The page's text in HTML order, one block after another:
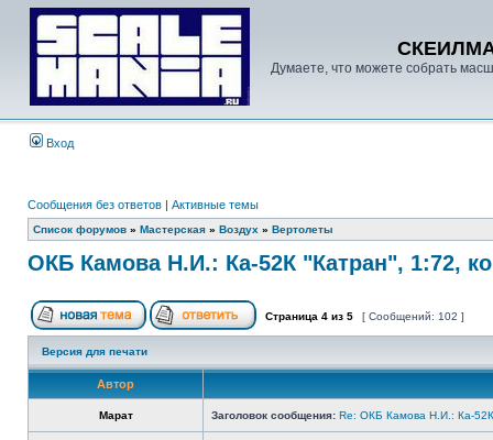
Думаете, что можете собрать
Вход
Сообщения без ответов | Активные темы
Список форумов » Мастерская » Воздух » Вертолеты
ОКБ Камова Н.И.: Ка-52К "Катран", 1:72,
Страница 4 из 5 [ Сообщений: 102 ]
Версия для печати
Автор
Марат Заголовок сообщения: Re: ОКБ Камова Н.И.: Ка-